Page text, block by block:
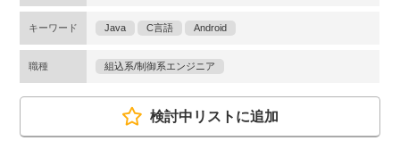
キーワード Java C言語 Android
職種 組込系/制御系エンジニア
検討中リストに追加